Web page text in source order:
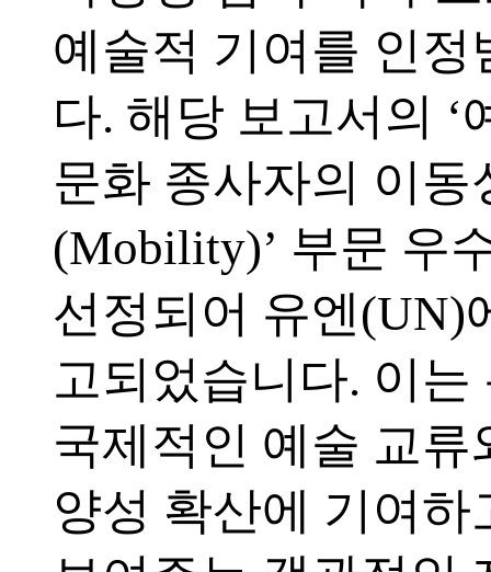
예술적 기여를 인정
다. 해당 보고서의 ‘
문화 종사자의 이동
(Mobility)’ 부문 우
선정되어 유엔(UN)
고되었습니다. 이는
국제적인 예술 교류
양성 확산에 기여하